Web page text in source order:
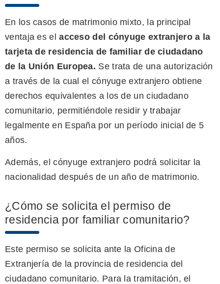
En los casos de matrimonio mixto, la principal
ventaja es el acceso del cónyuge extranjero a la
tarjeta de residencia de familiar de ciudadano
de la Unión Europea. Se trata de una autorización
a través de la cual el cónyuge extranjero obtiene
derechos equivalentes a los de un ciudadano
comunitario, permitiéndole residir y trabajar
legalmente en España por un período inicial de 5
años.
Además, el cónyuge extranjero podrá solicitar la
nacionalidad después de un año de matrimonio.
¿Cómo se solicita el permiso de
residencia por familiar comunitario?
Este permiso se solicita ante la Oficina de
Extranjería de la provincia de residencia del
ciudadano comunitario. Para la tramitación, el